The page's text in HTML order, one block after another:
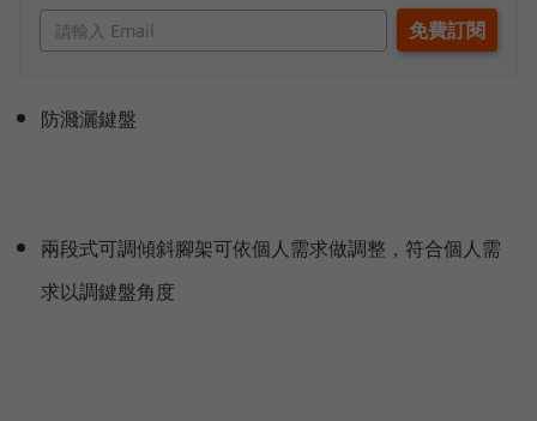
防濺灑鍵盤
兩段式可調傾斜腳架可依個人需求做調整，符合個人需
求以調鍵盤角度